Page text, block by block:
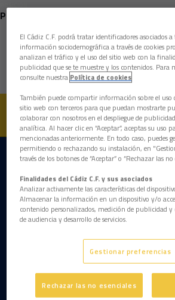
POSICIÓN
PORTEROS
Nacimiento
Edad
DESCARGAR LA APP AHORA
El Cádiz C.F. podrá tratar identificadores asociados
información sociodemográfica a través de cookies
analizan el tráfico y el uso del sitio web con la
publicidad que se te muestre y los contenidos. Para
consulte nuestra Política de cookies
También puede compartir información sobre el uso
sitio web con terceros para que puedan mostrarte
colaborar con nosotros en el despliegue de
analítica. Al hacer clic en “Aceptar”, aceptas su uso
mencionadas anteriormente. En todo caso, puedes
permitiendo o rechazando su instalación, en
través de los botones de “Aceptar” o “Rechazar las no
Finalidades del Cádiz C.F. y sus asociados
Analizar activamente las características del
Almacenar la información en un dispositivo y/o
contenido personalizados, medición de publicidad y
de audiencia y desarrollo de servicios.
Gestionar preferencias
Rechazar las no esenciales